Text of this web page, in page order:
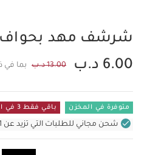
شرشف مهد بحواف
6.00 د.ب
13.00 د.ب بما في
متوفرة في المخزن باقي فقط 3 في المستودع
شحن مجاني للطلبات التي تزيد عن 31 د.ب (للمنتجات غير بالأثاث فقط)